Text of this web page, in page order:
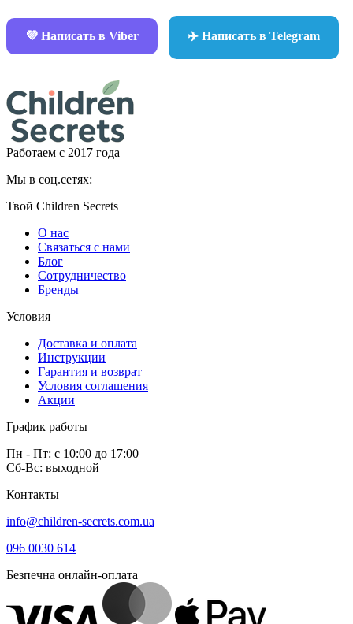
💜 Написать в Viber ✈️ Написать в Telegram
Работаем с 2017 года
Мы в соц.сетях:
Твой Children Secrets
О нас
Связаться с нами
Блог
Сотрудничество
Бренды
Условия
Доставка и оплата
Инструкции
Гарантия и возврат
Условия соглашения
Акции
График работы
Пн - Пт: с 10:00 до 17:00
Сб-Вс: выходной
Контакты
info@children-secrets.com.ua
096 0030 614
Безпечна онлайн-оплата